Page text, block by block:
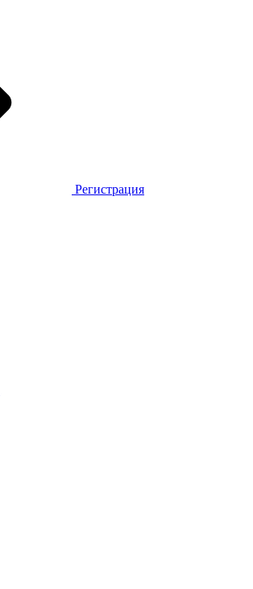
Регистрация